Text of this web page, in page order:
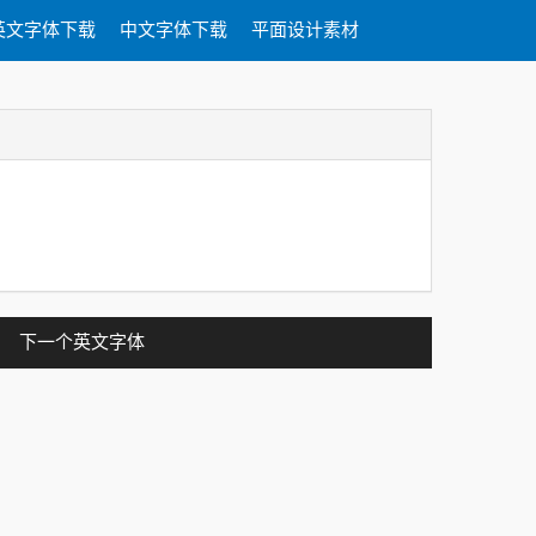
文字体下载 中文字体下载 平面设计素材
下一个英文字体